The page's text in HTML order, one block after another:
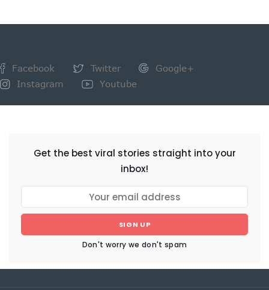
Facebook Twitter
Google+
Instagram
Youtube
Get the best viral stories straight into your
inbox!
SIGN UP
Don't worry we don't spam